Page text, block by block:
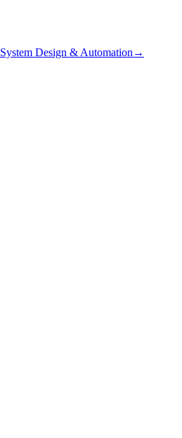
System Design & Automation →